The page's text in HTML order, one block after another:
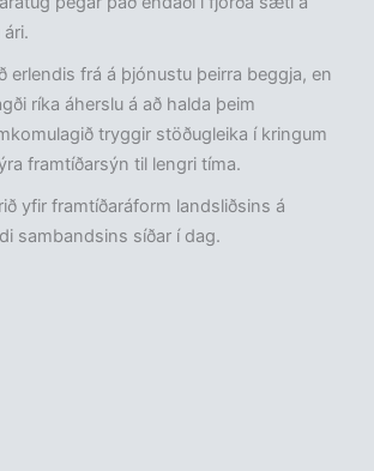
erlendis frá á þjónustu þeirra beggja, en
ríka áherslu á að halda þeim
tryggir stöðugleika í kringum
framtíðarsýn til lengri tíma.
yfir framtíðaráform landsliðsins á
sambandsins síðar í dag.